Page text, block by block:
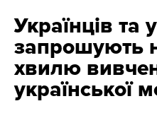
Українців та
запрошують
хвилю
української